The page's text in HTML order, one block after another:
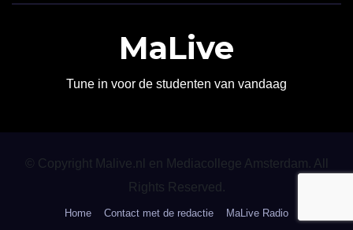
MaLive
Tune in voor de studenten van vandaag
© Copyright Malive.nl en Mediacollege Amsterdam. All
Rights Reserved.
Home Contact met de redactie MaLive Radio